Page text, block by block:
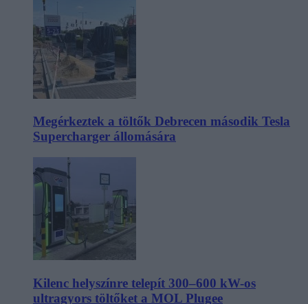
Megérkeztek a töltők Debrecen második Tesla
Supercharger állomására
Kilenc helyszínre telepít 300–600 kW-os
ultragyors töltőket a MOL Plugee